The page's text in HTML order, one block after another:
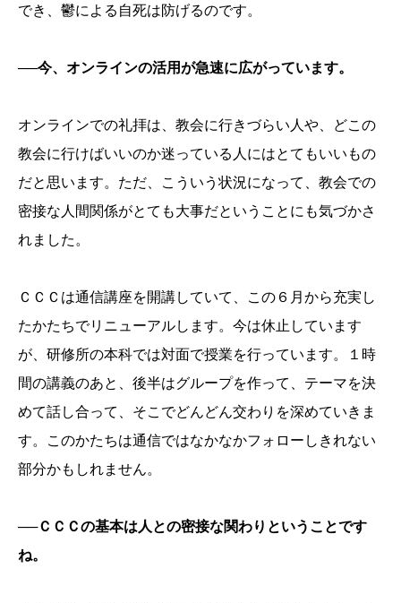
でき、鬱による自死は防げるのです。
──今、オンラインの活用が急速に広がっています。
オンラインでの礼拝は、教会に行きづらい人や、どこの
教会に行けばいいのか迷っている人にはとてもいいもの
だと思います。ただ、こういう状況になって、教会での
密接な人間関係がとても大事だということにも気づかさ
れました。
ＣＣＣは通信講座を開講していて、この６月から充実し
たかたちでリニューアルします。今は休止しています
が、研修所の本科では対面で授業を行っています。１時
間の講義のあと、後半はグループを作って、テーマを決
めて話し合って、そこでどんどん交わりを深めていきま
す。このかたちは通信ではなかなかフォローしきれない
部分かもしれません。
──ＣＣＣの基本は人との密接な関わりということです
ね。